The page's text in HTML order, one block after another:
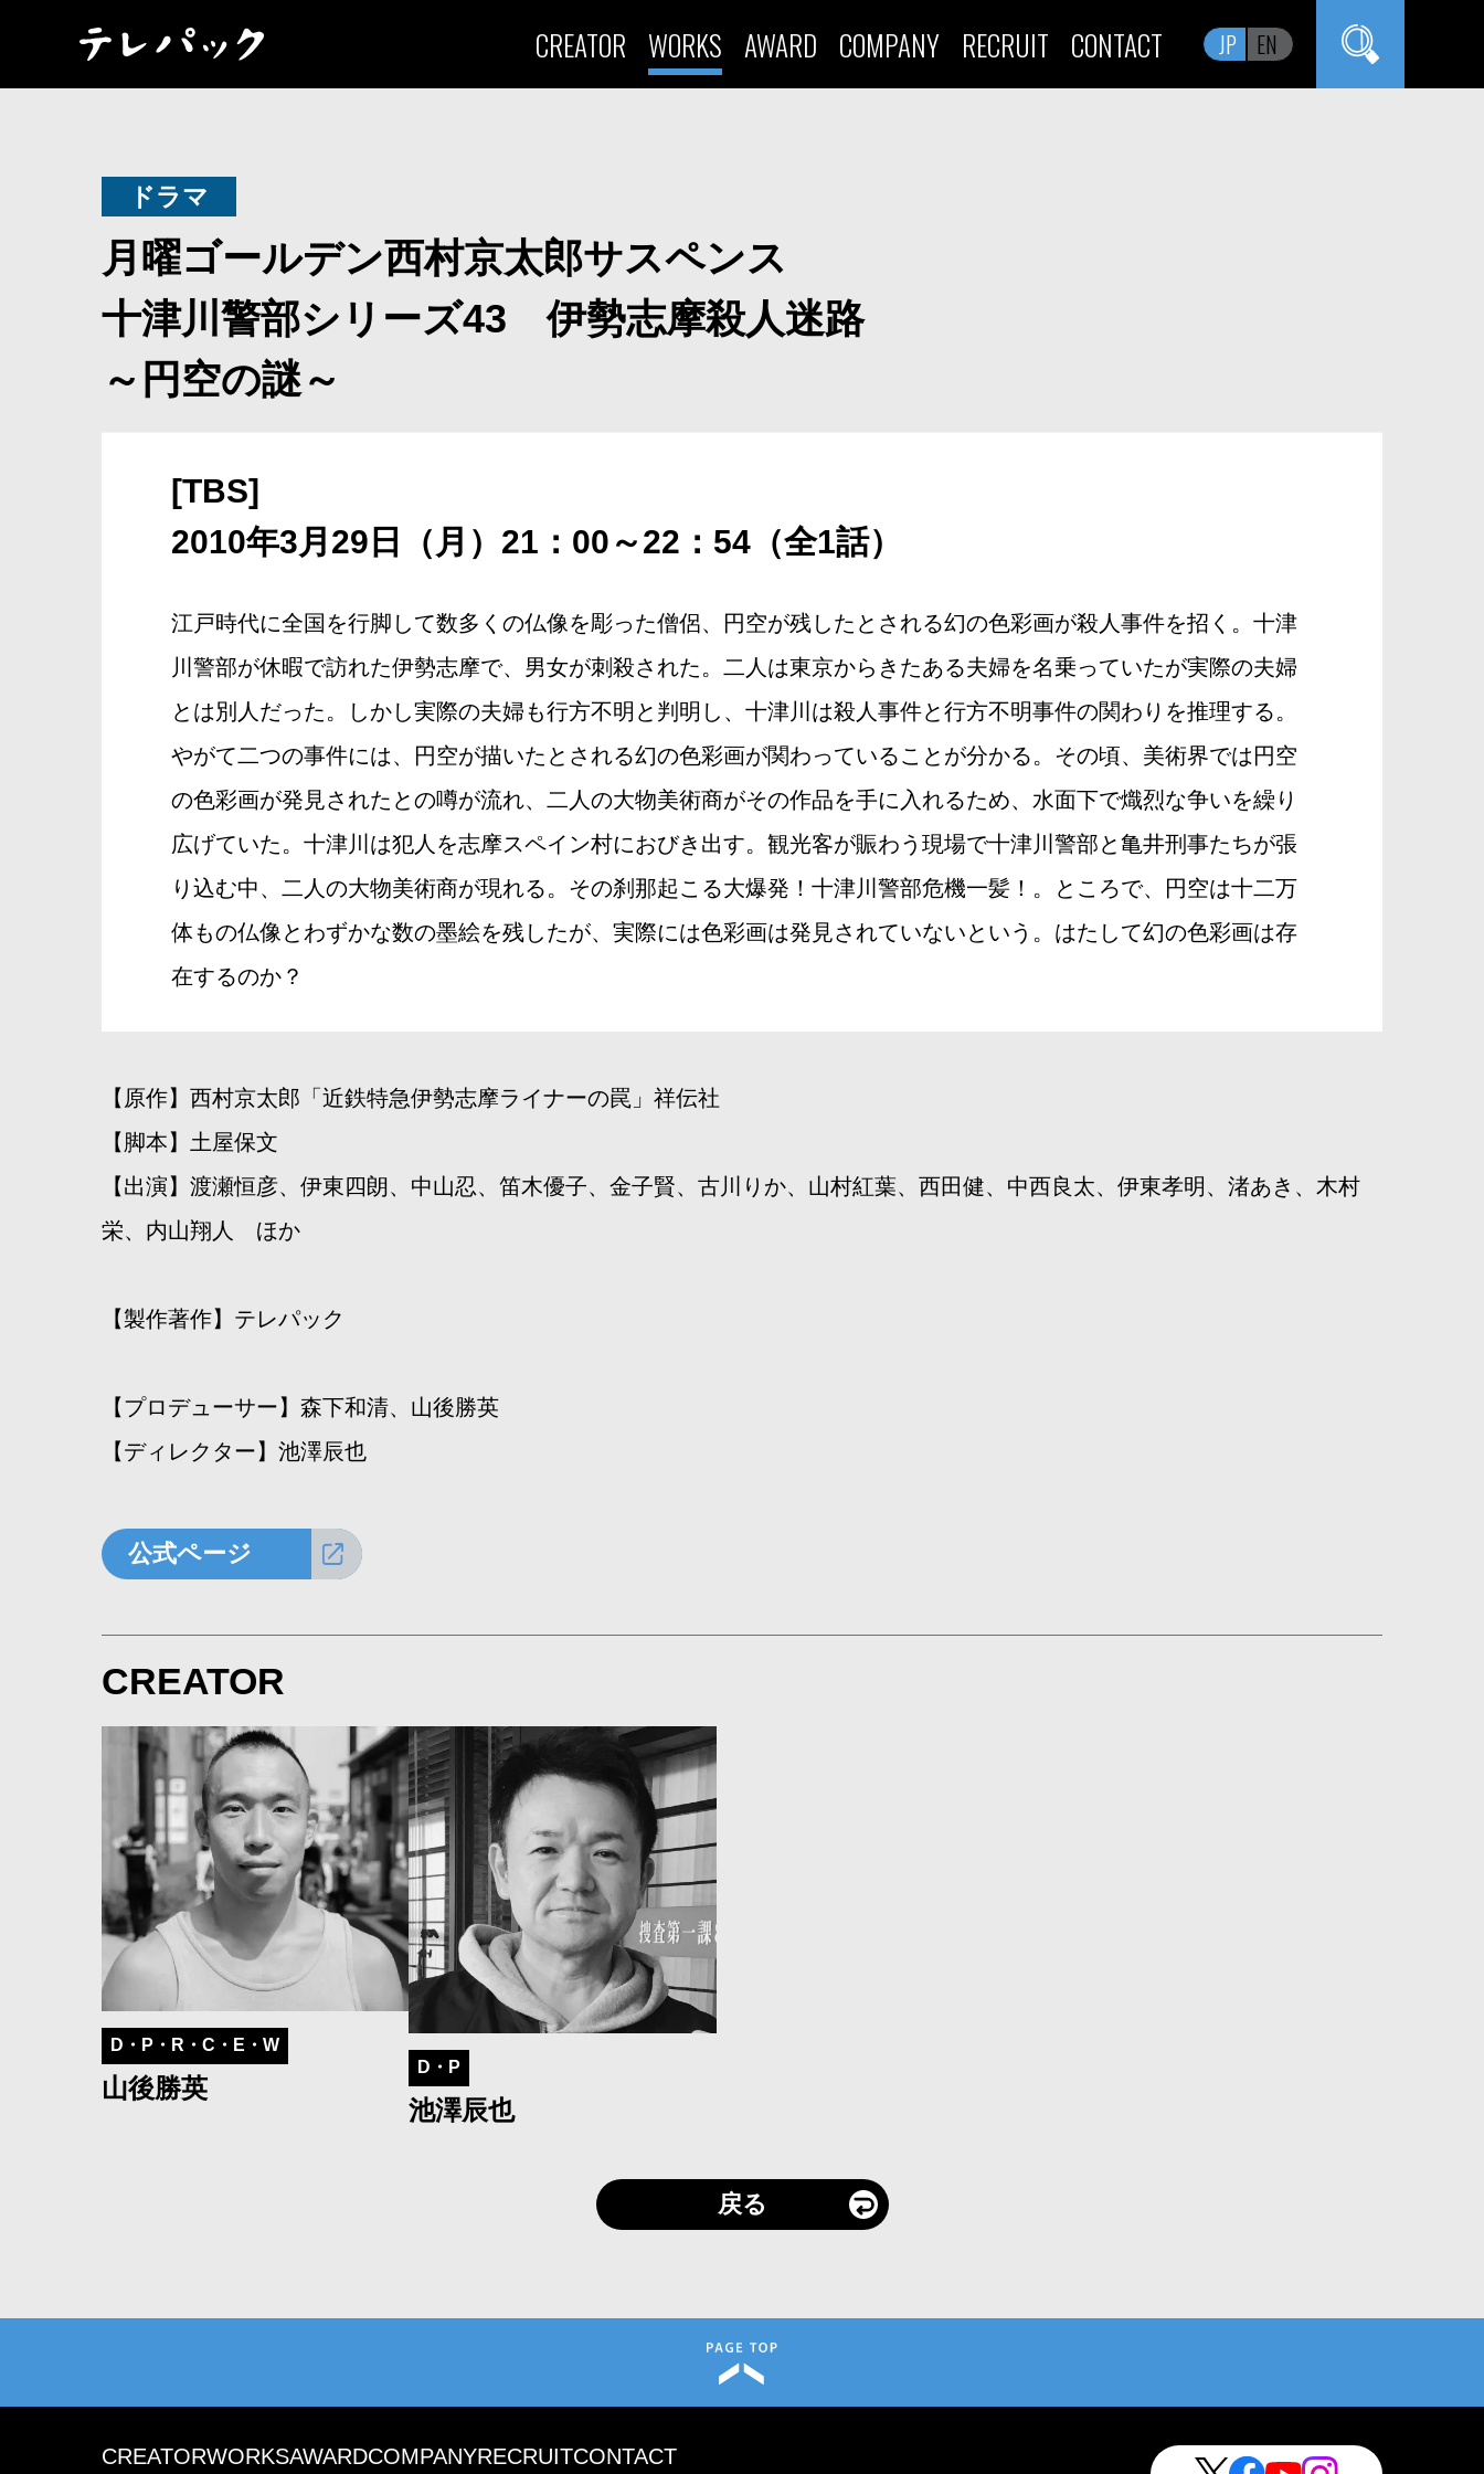
CREATOR WORKS AWARD COMPANY RECRUIT CONTACT JP EN
ドラマ
月曜ゴールデン西村京太郎サスペンス
十津川警部シリーズ43 伊勢志摩殺人迷路
～円空の謎～
[TBS]
2010年3月29日（月）21：00～22：54（全1話）
江戸時代に全国を行脚して数多くの仏像を彫った僧侶、円空が残したとされる幻の色彩画が殺人事件を招く。十津
川警部が休暇で訪れた伊勢志摩で、男女が刺殺された。二人は東京からきたある夫婦を名乗っていたが実際の夫婦
とは別人だった。しかし実際の夫婦も行方不明と判明し、十津川は殺人事件と行方不明事件の関わりを推理する。
やがて二つの事件には、円空が描いたとされる幻の色彩画が関わっていることが分かる。その頃、美術界では円空
の色彩画が発見されたとの噂が流れ、二人の大物美術商がその作品を手に入れるため、水面下で熾烈な争いを繰り
広げていた。十津川は犯人を志摩スペイン村におびき出す。観光客が賑わう現場で十津川警部と亀井刑事たちが張
り込む中、二人の大物美術商が現れる。その刹那起こる大爆発！十津川警部危機一髪！。ところで、円空は十二万
体もの仏像とわずかな数の墨絵を残したが、実際には色彩画は発見されていないという。はたして幻の色彩画は存
在するのか？
【原作】西村京太郎「近鉄特急伊勢志摩ライナーの罠」祥伝社
【脚本】土屋保文
【出演】渡瀬恒彦、伊東四朗、中山忍、笛木優子、金子賢、古川りか、山村紅葉、西田健、中西良太、伊東孝明、渚あき、木村
栄、内山翔人 ほか
【製作著作】テレパック
【プロデューサー】森下和清、山後勝英
【ディレクター】池澤辰也
公式ページ
CREATOR
D・P・R・C・E・W
山後勝英
D・P
池澤辰也
戻る
CREATORWORKSAWARDCOMPANYRECRUITCONTACT